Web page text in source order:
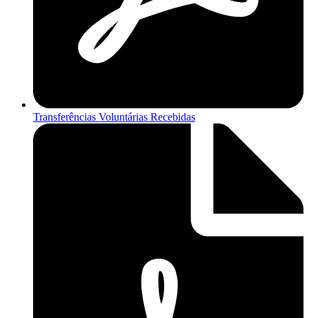
Transferências Voluntárias Recebidas